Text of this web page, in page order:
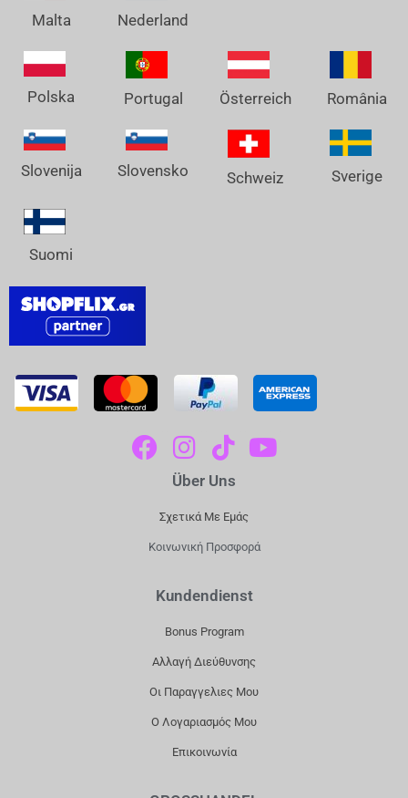
Malta Nederland
Polska Portugal Österreich România
Slovenija Slovensko Schweiz Sverige
Suomi
F
A
B
O
I
N
S
T
A
R
M
T
I
K
T
O
Y
O
Über Uns
Σχετικά Με Εμάς
Κοινωνική Προσφορά
Kundendienst
Bonus Program
Αλλαγή Διεύθυνσης
Οι Παραγγελιες Μου
Ο Λογαριασμός Μου
Επικοινωνία